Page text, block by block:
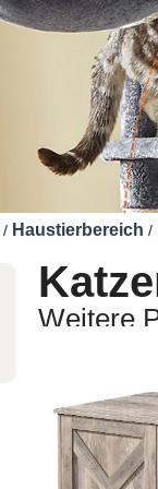
/ Haustierbereich /
Weitere